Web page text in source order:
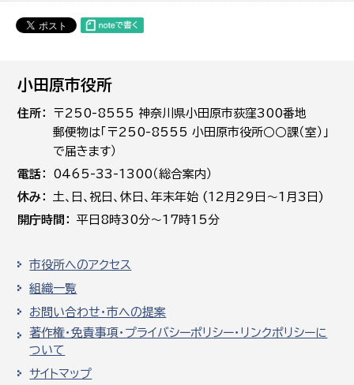
小田原市役所
住所
〒250-8555 神奈川県小田原市荻窪300番地
郵便物は「〒250-8555 小田原市役所○○課（室）」
で届きます）
電話
0465-33-1300（総合案内）
休み
土､日､祝日、休日、年末年始 (12月29日～1月3日)
開庁時間
平日8時30分～17時15分
市役所へのアクセス
組織一覧
お問い合わせ・市への提案
著作権・免責事項・プライバシーポリシー・リンクポリシーに
ついて
サイトマップ